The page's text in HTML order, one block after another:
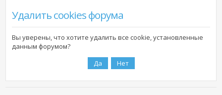
Удалить cookies форума
Вы уверены, что хотите удалить все cookie, установленные
данным форумом?